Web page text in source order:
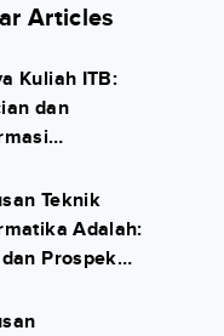
Articles
Kuliah ITB:
dan
Teknik
Adalah:
Prospek